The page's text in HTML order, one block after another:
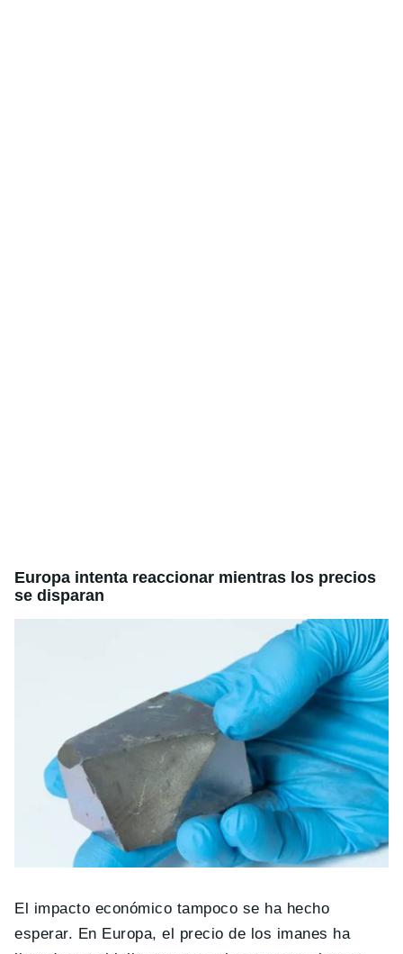
Europa intenta reaccionar mientras los precios
se disparan
El impacto económico tampoco se ha hecho
esperar. En Europa, el precio de los imanes ha